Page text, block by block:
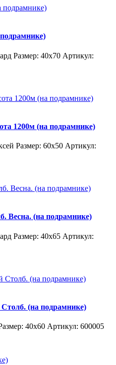
Размер: 40x70 Артикул:
1200м (на подрамнике)
Размер: 60x50 Артикул:
Весна. (на подрамнике)
Размер: 40x65 Артикул:
(на подрамнике)
40x60 Артикул: 600005